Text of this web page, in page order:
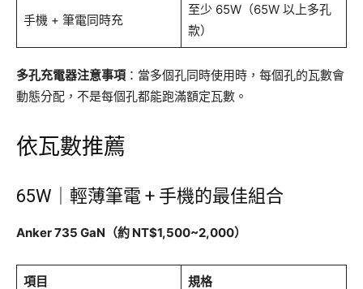
手機 + 筆電同時充
至少 65W（65W 以上多孔
款）
多孔充電器注意事項 ：當多個孔同時使用時，每個孔的瓦數會
動態分配，不是每個孔都能跑滿額定瓦數。
依瓦數推薦
65W｜輕薄筆電 + 手機的最佳組合
Anker 735 GaN（約 NT$1,500~2,000）
項目 規格